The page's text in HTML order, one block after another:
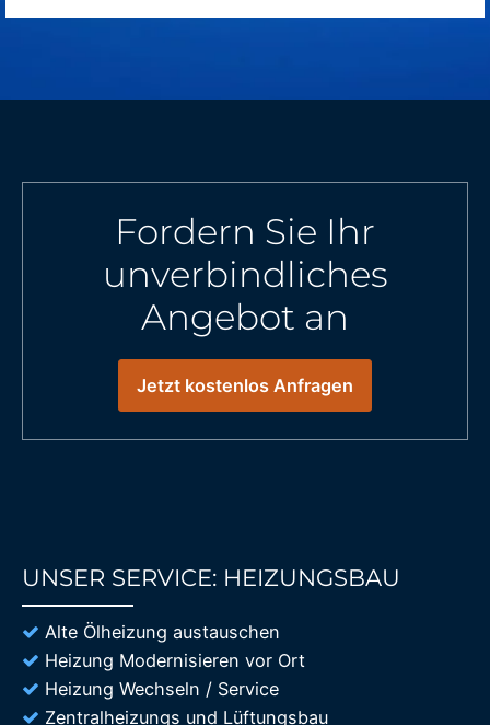
Fordern Sie Ihr
unverbindliches
Angebot an
Jetzt kostenlos Anfragen
UNSER SERVICE: HEIZUNGSBAU
Alte Ölheizung austauschen
Heizung Modernisieren vor Ort
Heizung Wechseln / Service
Zentralheizungs und Lüftungsbau